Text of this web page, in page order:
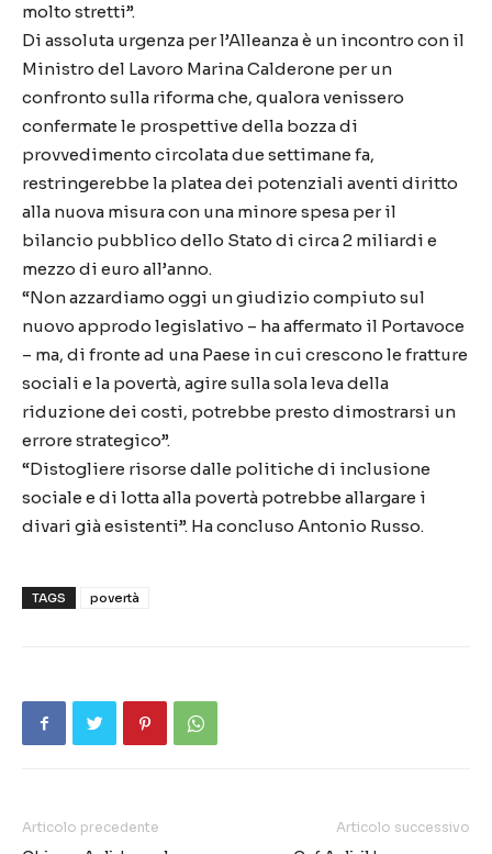
molto stretti”.
Di assoluta urgenza per l’Alleanza è un incontro con il
Ministro del Lavoro Marina Calderone per un
confronto sulla riforma che, qualora venissero
confermate le prospettive della bozza di
provvedimento circolata due settimane fa,
restringerebbe la platea dei potenziali aventi diritto
alla nuova misura con una minore spesa per il
bilancio pubblico dello Stato di circa 2 miliardi e
mezzo di euro all’anno.
“Non azzardiamo oggi un giudizio compiuto sul
nuovo approdo legislativo – ha affermato il Portavoce
– ma, di fronte ad una Paese in cui crescono le fratture
sociali e la povertà, agire sulla sola leva della
riduzione dei costi, potrebbe presto dimostrarsi un
errore strategico”.
“Distogliere risorse dalle politiche di inclusione
sociale e di lotta alla povertà potrebbe allargare i
divari già esistenti”. Ha concluso Antonio Russo.
TAGS povertà
Articolo precedente Articolo successivo